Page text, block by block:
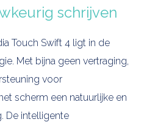
schrijven
Touch Swift 4 ligt in de
Met bijna geen vertraging,
voor
scherm een natuurlijke en
De intelligente